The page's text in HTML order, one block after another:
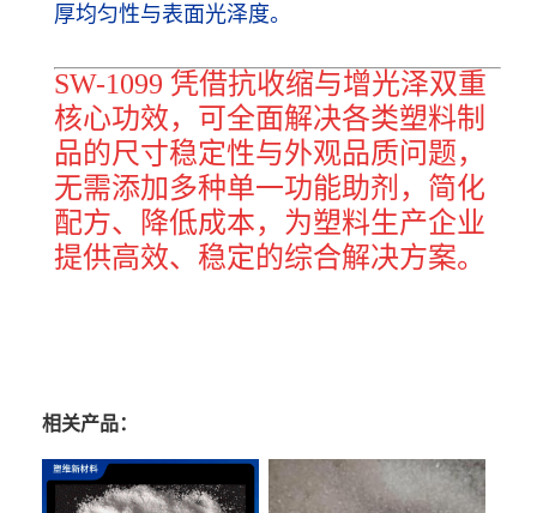
厚均匀性与表面光泽度。
SW-1099 凭借抗收缩与增光泽双重
核心功效，可全面解决各类塑料制
品的尺寸稳定性与外观品质问题，
无需添加多种单一功能助剂，简化
配方、降低成本，为塑料生产企业
提供高效、稳定的综合解决方案。
相关产品：